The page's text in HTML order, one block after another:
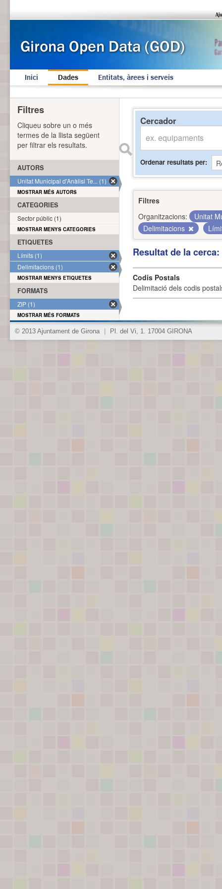
Inici Dades Entitats, àrees i serveis
Cercador
Ordenar resultats per
Filtres
Organitzacions:
Unitat
Delimitacions
Resultat de la
Codis Postals
Delimitació dels codis
Filtres
Cliqueu sobre un o més
termes de la llista següent
per filtrar els resultats.
AUTORS
Unitat Municipal d'Anàlisi Te... (1)
MOSTRAR MÉS AUTORS
CATEGORIES
Sector públic (1)
MOSTRAR MENYS CATEGORIES
ETIQUETES
Límits (1)
Delimitacions (1)
MOSTRAR MENYS ETIQUETES
FORMATS
ZIP (1)
MOSTRAR MÉS FORMATS
© 2013 Ajuntament de Girona Pl. del Vi, 1. 17004 GIRONA